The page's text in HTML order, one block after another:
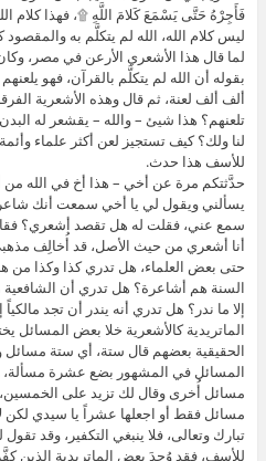
فَأَجِرْهُ حَتَّى يَسْمَعَ كَلامَ اللَّهِ ۩، فهذا كلام
ليس كلام الله، الله لم يتكلَّم به
لما قال هذا الأشعري الأرعن في مصر،
بقوله أن الله لم يتكلَّم بالقرآن، فهو
ألف ألف لعنة، ثم قال وهذه الأشعرية
تلعنهم؟ هذا شيئ – والله – يقشعر له
لنا ولك؟ كيف تستجيز لعن أكثر علماء
للأسف هذا حدث.
حدَّثتكم مرة عن أخي – هذا أخ في الله من
يسألني ويقول لي يا أخي سمعت أنك
سمع عني، فقلت له هل تقصد أشعري؟
أنا أشعري من حيث الأصل، قد أُخالِف
حتى بعض العلماء، هل تدري كذا وكذا من
السنة هم أشاعرة؟ هل تدري أن
إلا ما ندر؟ هل تدري أنه يندر أن تجد
الماتريدية كالأشعرية خلا بعض المسائل
الحقيقية بعضهم قال ستة، أي ستة
المسائل في المشهور بضع عشرة
مسائل أُخرى وقال لك تزيد على
مسائل فقط أو اجعلها عشراً يا سيدي لكن
تبارك وتعالى، فلا ينبغي التكفير، وقد
للأسف، فقد وُجِدَ بعض الماتريدية الذين